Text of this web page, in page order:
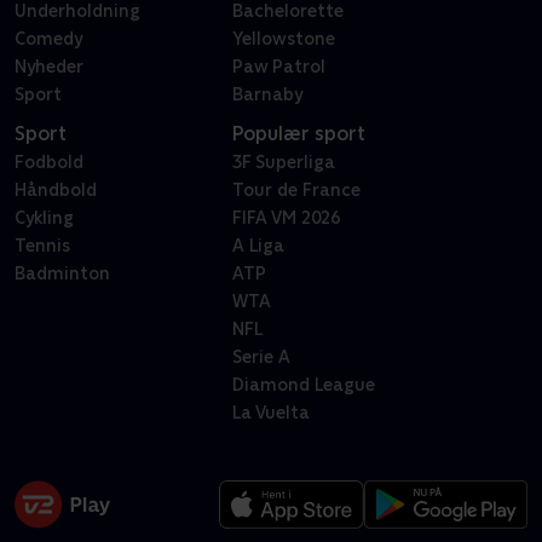
Underholdning
Comedy
Nyheder
Sport
Bachelorette
Yellowstone
Paw Patrol
Barnaby
Sport
Fodbold
Håndbold
Cykling
Tennis
Badminton
Populær sport
3F Superliga
Tour de France
FIFA VM 2026
A Liga
ATP
WTA
NFL
Serie A
Diamond League
La Vuelta